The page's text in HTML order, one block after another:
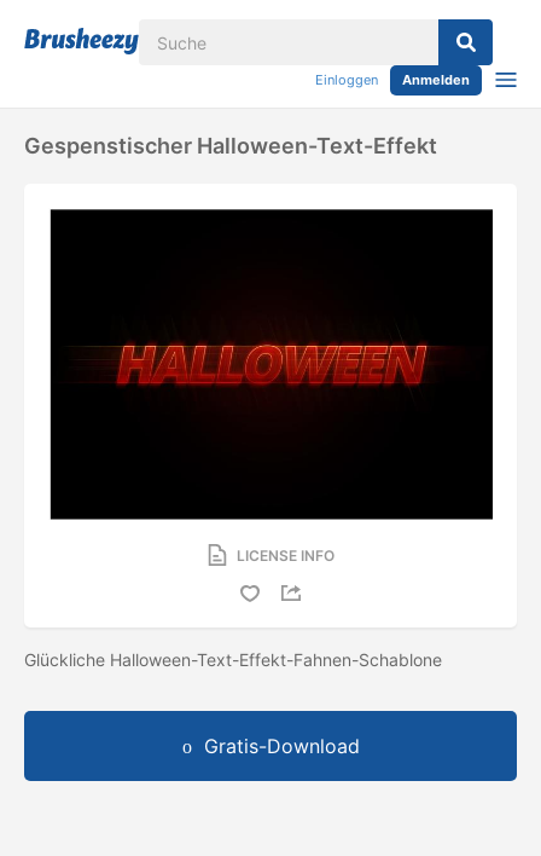
Einloggen Anmelden
Gespenstischer Halloween-Text-Effekt
LICENSE INFO
Glückliche Halloween-Text-Effekt-Fahnen-Schablone
Gratis-Download